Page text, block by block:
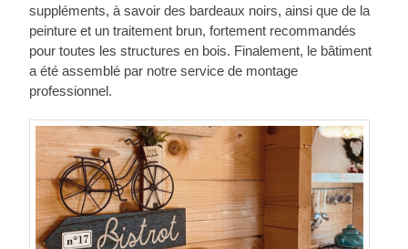
suppléments, à savoir des bardeaux noirs, ainsi que de la
peinture et un traitement brun, fortement recommandés
pour toutes les structures en bois. Finalement, le bâtiment
a été assemblé par notre service de montage
professionnel.